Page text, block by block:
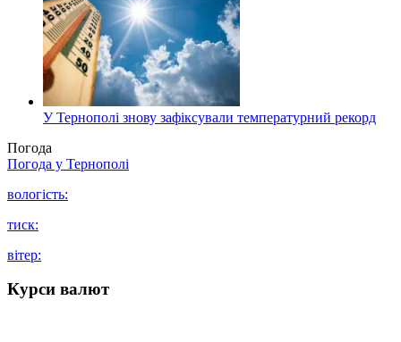
У Тернополі знову зафіксували температурний рекорд
Погода
Погода у Тернополі
вологість:
тиск:
вітер:
Курси валют